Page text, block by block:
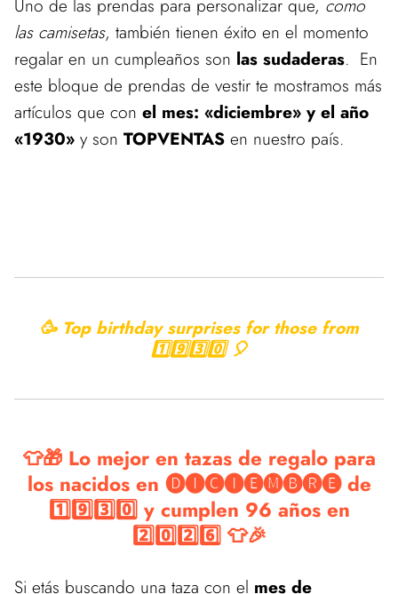
Uno de las prendas para personalizar que, como
las camisetas, también tienen éxito en el momento
regalar en un cumpleaños son las sudaderas. En
este bloque de prendas de vestir te mostramos más
artículos que con el mes: «diciembre» y el año
«1930» y son TOPVENTAS en nuestro país.
🥳 Top birthday surprises for those from
1️⃣9️⃣3️⃣0️⃣ 🎈
👕🎁 Lo mejor en tazas de regalo para
los nacidos en 🅓🅘🅒🅘🅔🅜🅑🅡🅔 de
1️⃣9️⃣3️⃣0️⃣ y cumplen 96 años en
2️⃣0️⃣2️⃣6️⃣ 👕🎉
Si etás buscando una taza con el mes de